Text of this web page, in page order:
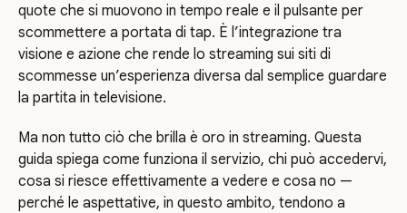
quote che si muovono in tempo reale e il pulsante per
scommettere a portata di tap. È l’integrazione tra
visione e azione che rende lo streaming sui siti di
scommesse un’esperienza diversa dal semplice guardare
la partita in televisione.
Ma non tutto ciò che brilla è oro in streaming. Questa
guida spiega come funziona il servizio, chi può accedervi,
cosa si riesce effettivamente a vedere e cosa no —
perché le aspettative, in questo ambito, tendono a